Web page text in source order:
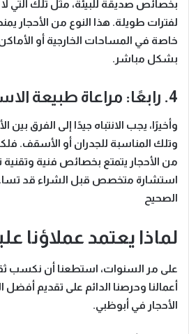
بخصائص صديقة للبيئة، مثل تلك التي
لفترات طويلة. هذا النوع من الأحجار
خاصة في المساحات الخارجية أو
بشكل مباشر.
4. رابعًا: مراعاة طبيعة الاستخدام
وأخيرًا، يجب الانتباه جيدًا إلى الفرق
وتلك المناسبة للجدران أو الأسقف.
من الأحجار يتمتع بخصائص فنية وتقنية
استشارة متخصص قبل الشراء قد
الصحيح
لماذا يعتمد عملاؤنا
على مر السنوات، استطعنا أن نكسب
أعمالنا وحرصنا الدائم على تقديم
الأحجار في أبوظبي.